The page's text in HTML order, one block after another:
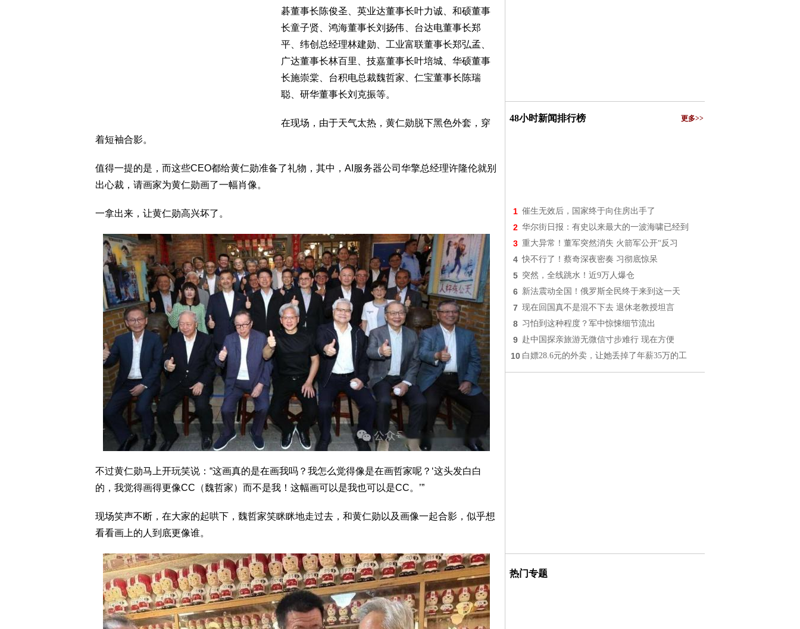
碁董事长陈俊圣、英业达董事长叶力诚、和硕董事
长童子贤、鸿海董事长刘扬伟、台达电董事长郑
平、纬创总经理林建勋、工业富联董事长郑弘孟、
广达董事长林百里、技嘉董事长叶培城、华硕董事
长施崇棠、台积电总裁魏哲家、仁宝董事长陈瑞
聪、研华董事长刘克振等。
在现场，由于天气太热，黄仁勋脱下黑色外套，穿
着短袖合影。
值得一提的是，而这些CEO都给黄仁勋准备了礼物，其中，AI服务器公司华擎总经理许隆伦就别
出心裁，请画家为黄仁勋画了一幅肖像。
一拿出来，让黄仁勋高兴坏了。
不过黄仁勋马上开玩笑说：“这画真的是在画我吗？我怎么觉得像是在画哲家呢？‘这头发白白
的，我觉得画得更像CC（魏哲家）而不是我！这幅画可以是我也可以是CC。’”
现场笑声不断，在大家的起哄下，魏哲家笑眯眯地走过去，和黄仁勋以及画像一起合影，似乎想
看看画上的人到底更像谁。
48小时新闻排行榜 更多>>
1 催生无效后，国家终于向住房出手了
2 华尔街日报：有史以来最大的一波海啸已经到
3 重大异常！董军突然消失 火箭军公开“反习
4 快不行了！蔡奇深夜密奏 习彻底惊呆
5 突然，全线跳水！近9万人爆仓
6 新法震动全国！俄罗斯全民终于来到这一天
7 现在回国真不是混不下去 退休老教授坦言
8 习怕到这种程度？军中惊悚细节流出
9 赴中国探亲旅游无微信寸步难行 现在方便
10 白嫖28.6元的外卖，让她丢掉了年薪35万的工
热门专题